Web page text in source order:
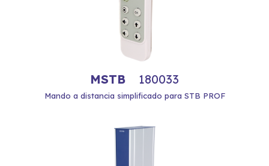
MSTB 180033
Mando a distancia simplificado para STB PROF